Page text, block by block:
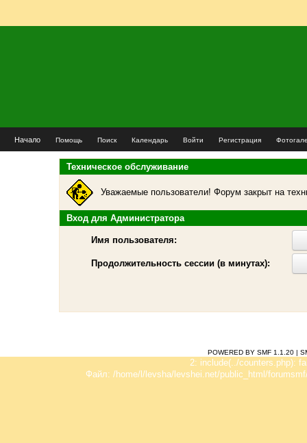
Начало Помощь Поиск Календарь Войти Регистрация
Техническое обслуживание
Уважаемые пользователи! Форум закрыт на
Вход для Администратора
Имя пользователя:
Продолжительность сессии (в минутах):
POWERED BY SMF 1.1.20 |
2: include(../counters.php):
Файл: /home/l/levsha/levshei.net/public_html/